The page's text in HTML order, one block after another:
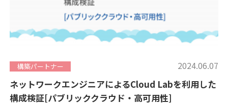
構築パートナー 2024.06.07
ネットワークエンジニアによるCloud Labを利用した
構成検証[パブリッククラウド・高可用性]